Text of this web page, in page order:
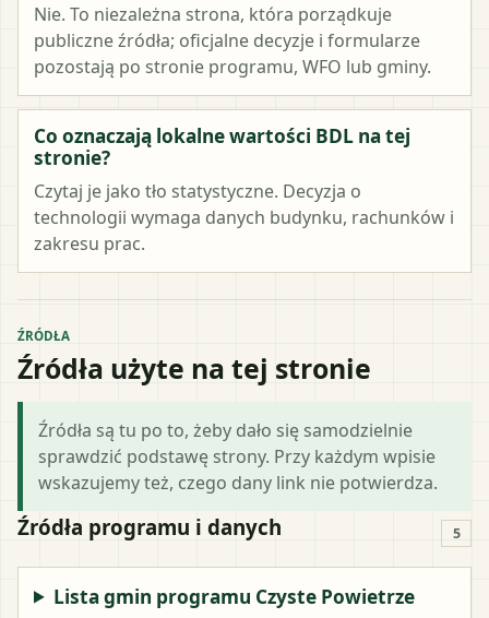
Nie. To niezależna strona, która porządkuje
publiczne źródła; oficjalne decyzje i formularze
pozostają po stronie programu, WFO lub gminy.
Co oznaczają lokalne wartości BDL na tej
stronie?
Czytaj je jako tło statystyczne. Decyzja o
technologii wymaga danych budynku, rachunków i
zakresu prac.
ŹRÓDŁA
Źródła użyte na tej stronie
Źródła są tu po to, żeby dało się samodzielnie
sprawdzić podstawę strony. Przy każdym wpisie
wskazujemy też, czego dany link nie potwierdza.
Źródła programu i danych 5
Lista gmin programu Czyste Powietrze